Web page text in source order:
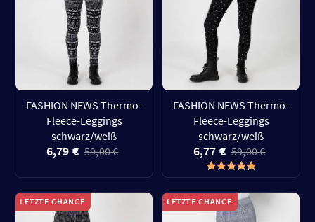
FASHION NEWS Thermo-
Fleece-Leggings
schwarz/weiß
6,79 € 59,00 €
FASHION NEWS Thermo-
Fleece-Leggings
schwarz/weiß
6,77 € 59,00 €
LETZTE CHANCE LETZTE CHANCE